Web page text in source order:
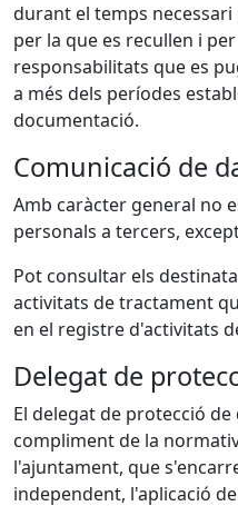
durant el temps
per la que es recullen i
responsabilitats que es
a més dels períodes
documentació.
Comunicació de
Amb caràcter general no
personals a tercers,
Pot consultar els
activitats de tractament
en el registre d'activitats
Delegat de
El delegat de protecció de
compliment de la
l'ajuntament, que
independent, l'aplicació